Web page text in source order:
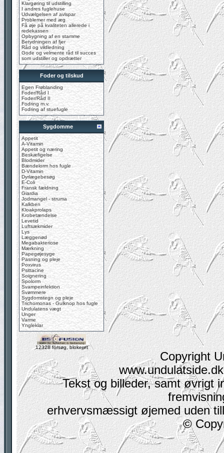
Klargøring til udstilling
I andres fuglehuse
Udvælgelsen af avlspar
Problemer med æg
Få øje på kvaliteten allerede i
redekassen
Opbygning af en stamme
Betydningen af fjer
Råd og vildledning
Gode og velmente råd til succes
som udstiller og opdrætter
Foder og tilskud
Egen Frøblanding
Foder/Råd I
Foder/Råd II
Fodring m.v.
Fodring af stuefugle
Sygdomme
Appetit
A-Vitamin
Appetit og næring
Beskæfigelse
Blodmider
Bændelorm hos fugle
D-Vitamin
Dyrlægebesøg
E-Coli
Fransk fældning
Giardia
Jodmangel - struma
Kalkben
Kloakprolaps
Krobetændelse
Levetid
Luftsækmider
Lys
Læggenød
Megabakteriose
Mærkning
Papegøjesyge
Pasning og pleje
Poxvirus
Psittacine
Soignering
Spolorm
Svampeinfektion
Svømmere
Sygdomstegn og pleje
Trichomonas - Gulknop hos fugle
Undulatens vægt
Unger
Varme
Yngleklar
12328 forsøg, blokeret
Copyright
Tekst og billeder, samt øvrigt
erhvervsmæssigt øjemed uden
©